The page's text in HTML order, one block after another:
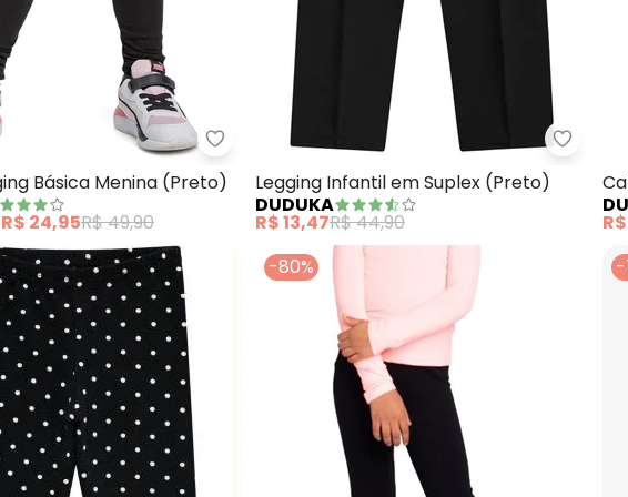
Cotton Menina (Preto)Quimby - Calça Legging Básica Menina (Preto)
Básica Menina (Preto)
R$ 24,95R$ 49,90
Legging Infantil em Suplex (Preto)
DUDUKA
R$ 13,47R$ 44,90
-80%
-